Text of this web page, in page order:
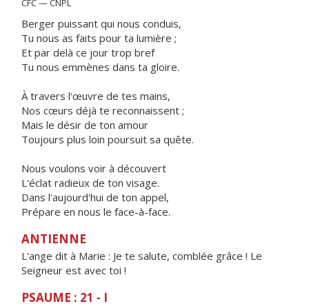
CFC — CNPL
Berger puissant qui nous conduis,
Tu nous as faits pour ta lumière ;
Et par delà ce jour trop bref
Tu nous emmènes dans ta gloire.
À travers l'œuvre de tes mains,
Nos cœurs déjà te reconnaissent ;
Mais le désir de ton amour
Toujours plus loin poursuit sa quête.
Nous voulons voir à découvert
L'éclat radieux de ton visage.
Dans l'aujourd'hui de ton appel,
Prépare en nous le face-à-face.
ANTIENNE
L'ange dit à Marie : Je te salute, comblée grâce ! Le
Seigneur est avec toi !
PSAUME : 21 - I